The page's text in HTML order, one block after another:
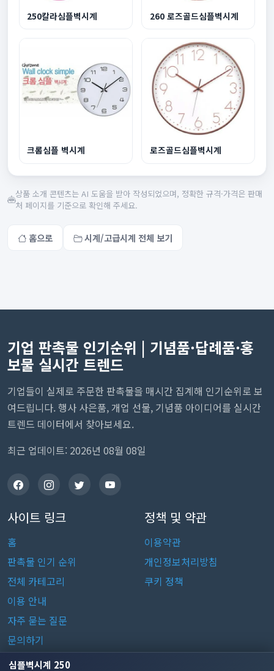
250칼라심플벽시계 260 로즈골드심플벽시계
크롬심플 벽시계 로즈골드심플벽시계
상품 소개 콘텐츠는 AI 도움을 받아 작성되었으며, 정확한 규격·가격은 판매
처 페이지를 기준으로 확인해 주세요.
홈으로 시계/고급시계 전체 보기
심플벽시계 250
기업 판촉물 인기순위 | 기념품·답례품·홍
보물 실시간 트렌드
기업들이 실제로 주문한 판촉물을 매시간 집계해 인기순위로 보
여드립니다. 행사 사은품, 개업 선물, 기념품 아이디어를 실시간
트렌드 데이터에서 찾아보세요.
최근 업데이트: 2026년 08월 08일
사이트 링크
홈
판촉물 인기 순위
전체 카테고리
이용 안내
자주 묻는 질문
문의하기
정책 및 약관
이용약관
개인정보처리방침
쿠키 정책